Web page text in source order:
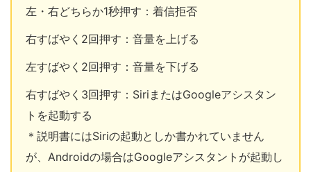
左・右どちらか1秒押す：着信拒否
右すばやく2回押す：音量を上げる
左すばやく2回押す：音量を下げる
右すばやく3回押す：SiriまたはGoogleアシスタン
トを起動する
＊説明書にはSiriの起動としか書かれていません
が、Androidの場合はGoogleアシスタントが起動し